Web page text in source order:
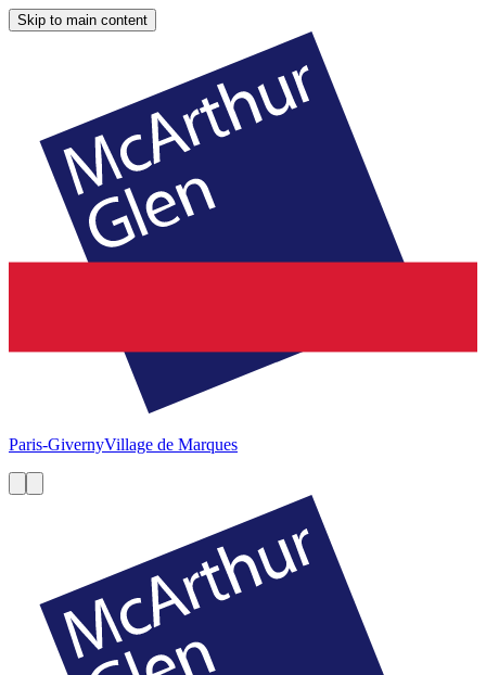
Skip to main content
Paris-GivernyVillage de Marques